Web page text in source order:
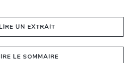
LIRE UN EXTRAIT
LE SOMMAIRE